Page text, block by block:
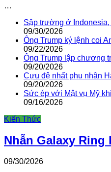
…
Sập trường ở
09/30/2026
Ông Trump ký lệnh coi
09/22/2026
Ông Trump lập chương
09/20/2026
Cựu đệ nhất phu nhân
09/20/2026
Sức ép với Mật vụ Mỹ
09/16/2026
Kiến Thức
Nhẫn Galaxy
09/30/2026